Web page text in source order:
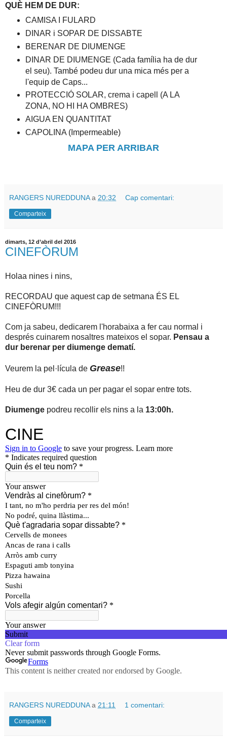
QUÈ HEM DE DUR:
CAMISA I FULARD
DINAR i SOPAR DE DISSABTE
BERENAR DE DIUMENGE
DINAR DE DIUMENGE (Cada família ha de dur
el seu). També podeu dur una mica més per a
l'equip de Caps...
PROTECCIÓ SOLAR, crema i capell (A LA
ZONA, NO HI HA OMBRES)
AIGUA EN QUANTITAT
CAPOLINA (Impermeable)
MAPA PER ARRIBAR
RANGERS NUREDDUNA a 20:32 Cap comentari:
Comparteix
dimarts, 12 d’abril del 2016
CINEFÒRUM
Holaa nines i nins,
RECORDAU que aquest cap de setmana ÉS EL
CINEFÒRUM!!!
Com ja sabeu, dedicarem l'horabaixa a fer cau normal i
després cuinarem nosaltres mateixos el sopar. Pensau a
dur berenar per diumenge dematí.
Veurem la pel·lícula de Grease!!
Heu de dur 3€ cada un per pagar el sopar entre tots.
Diumenge podreu recollir els nins a la 13:00h.
RANGERS NUREDDUNA a 21:11 1 comentari:
Comparteix